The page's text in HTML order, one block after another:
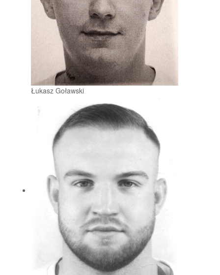
Łukasz Goławski